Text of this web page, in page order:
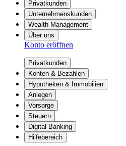
Privatkunden
Unternehmenskunden
Wealth Management
Über uns
Konto eröffnen
Privatkunden
Konten & Bezahlen
Hypotheken & Immobilien
Anlegen
Vorsorge
Steuern
Digital Banking
Hilfebereich